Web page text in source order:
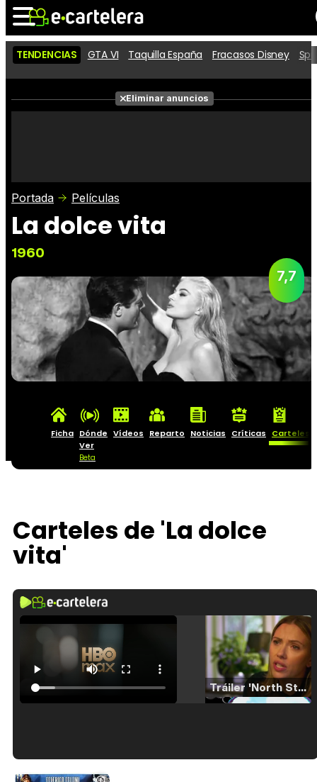
Noticias Cartelera
Películas
Críticas
TENDENCIAS GTA VI Taquilla España Fracasos Disney
Eliminar anuncios
Portada Películas
La dolce vita
1960
7,7
Ficha Dónde
Ver
Beta
Vídeos Reparto Noticias Críticas Carteles
Carteles de 'La dolce
vita'
Tráiler 'North Star' (2023)